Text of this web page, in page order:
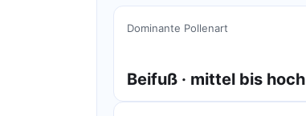
Dominante Pollenart
Beifuß · mittel bis hoch